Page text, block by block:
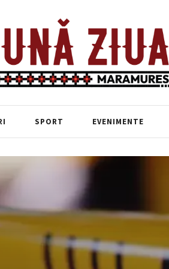
SPORT EVENIMENTE